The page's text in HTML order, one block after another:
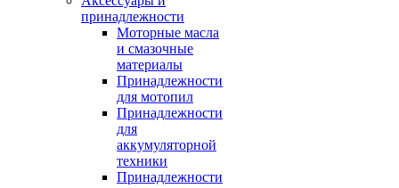
принадлежности
Моторные масла
и смазочные
материалы
Принадлежности
для мотопил
Принадлежности
для
аккумуляторной
техники
Принадлежности